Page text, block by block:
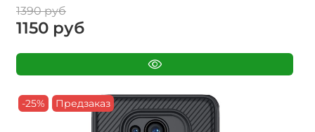
1390 руб
1150 руб
-25% Предзаказ